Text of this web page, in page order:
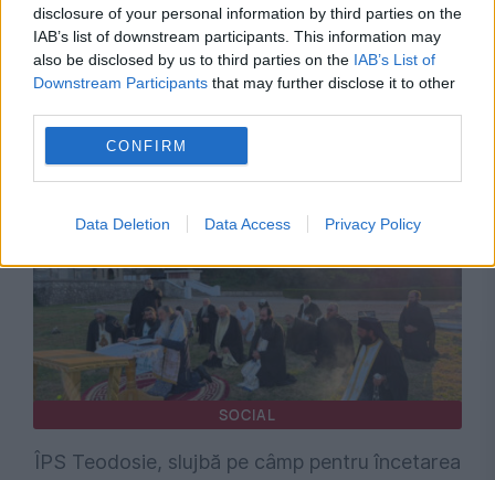
disclosure of your personal information by third parties on the
IAB’s list of downstream participants. This information may
also be disclosed by us to third parties on the IAB’s List of
Downstream Participants that may further disclose it to other
CONFIRM
Data Deletion Data Access Privacy Policy
VREMEA
Prognoza meteo, 6 august. Valul de căldură se
urmate de vijelii și averse torențiale
SOCIAL
ÎPS Teodosie, slujbă pe câmp pentru încetarea